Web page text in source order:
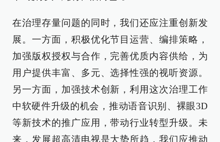
在治理存量问题的同时，我们还应注重创新发
展。一方面，积极优化节目运营、编排策略，
加强版权授权与合作，完善优质内容供给，为
用户提供丰富、多元、选择性强的视听资源。
另一方面，加强技术创新，利用这次治理工作
中软硬件升级的机会，推动语音识别、裸眼3D
等新技术的推广应用，带动行业转型升级。未
来，发展超高清电视是大势所趋，我们应推动